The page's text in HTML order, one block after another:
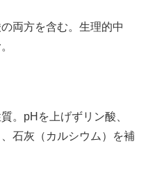
両方を含む。生理的中
。pHを上げずリン酸、
石灰（カルシウム）を補